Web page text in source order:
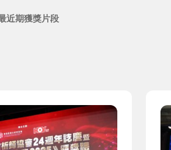
近期獲獎片段